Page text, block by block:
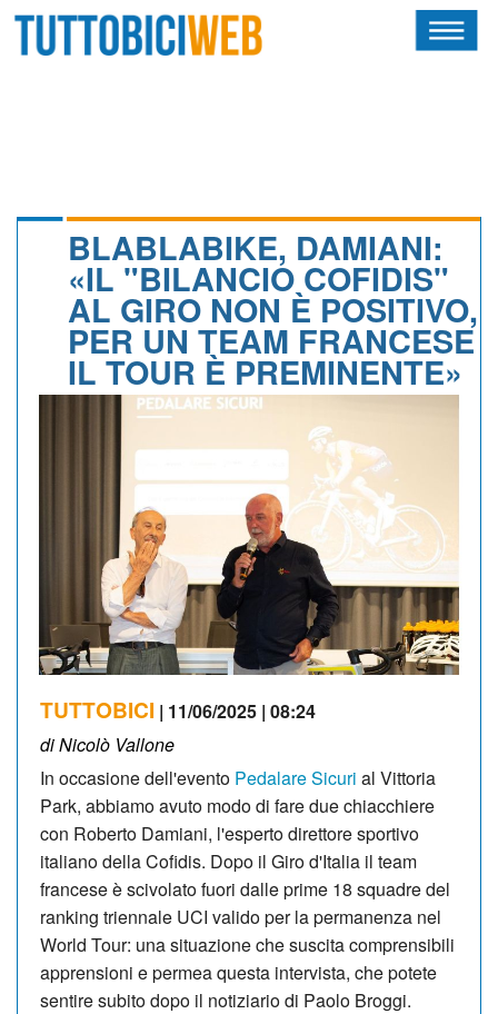
CALENDARIO
ALBI D'ORO
BLABLABIKE, DAMIANI:
«IL "BILANCIO COFIDIS"
AL GIRO NON È POSITIVO,
PER UN TEAM FRANCESE
IL TOUR È PREMINENTE»
TUTTOBICI | 11/06/2025 | 08:24
di Nicolò Vallone
In occasione dell'evento Pedalare Sicuri al Vittoria
Park, abbiamo avuto modo di fare due chiacchiere
con Roberto Damiani, l'esperto direttore sportivo
italiano della Cofidis. Dopo il Giro d'Italia il team
francese è scivolato fuori dalle prime 18 squadre del
ranking triennale UCI valido per la permanenza nel
World Tour: una situazione che suscita comprensibili
apprensioni e permea questa intervista, che potete
sentire subito dopo il notiziario di Paolo Broggi.